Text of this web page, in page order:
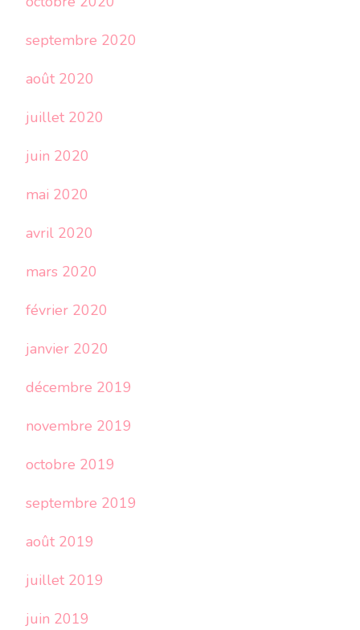
septembre 2020
août 2020
juillet 2020
juin 2020
mai 2020
avril 2020
mars 2020
février 2020
janvier 2020
décembre 2019
novembre 2019
octobre 2019
septembre 2019
août 2019
juillet 2019
juin 2019